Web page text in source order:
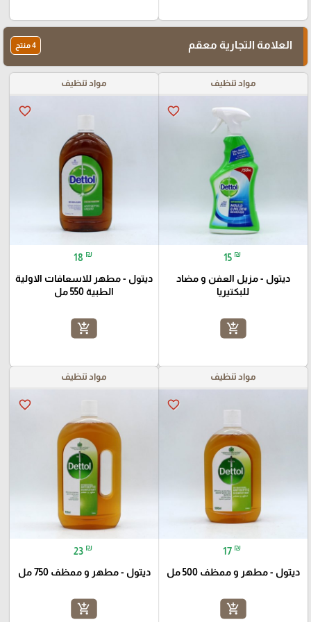
العلامة التجارية معقم 4 منتج
مواد تنظيف
favorite_border
15 ₪
ديتول - مزيل العفن و مضاد
للبكتيريا
add_shopping_cart
مواد تنظيف
favorite_border
18 ₪
ديتول - مطهر للاسعافات الاولية
الطبية 550 مل
add_shopping_cart
مواد تنظيف
favorite_border
17 ₪
ديتول - مطهر و ممظف 500 مل
add_shopping_cart
مواد تنظيف
favorite_border
23 ₪
ديتول - مطهر و ممظف 750 مل
add_shopping_cart